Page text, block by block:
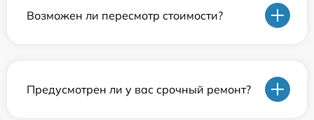
Возможен ли пересмотр стоимости?
Предусмотрен ли у вас срочный ремонт?